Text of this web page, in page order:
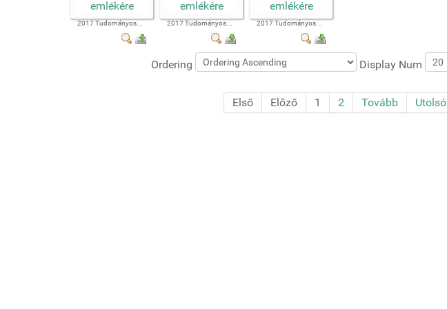
2017 Tudományos... 2017 Tudományos... 2017 Tudományos...
Ordering Display Num
Első Előző 1 2 Tovább Utolsó